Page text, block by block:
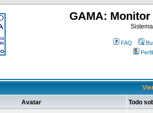
GAMA:
FAQ
Perfil
Avatar Todo